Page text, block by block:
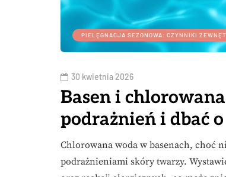
PIELĘGNACJA SEZONOWA: CZYNNIKI
30 kwietnia 2026
Basen i
podrażnień i dbać
Chlorowana woda w basenach, choć
podrażnieniami skóry twarzy.